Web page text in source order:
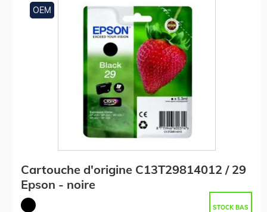
OEM
Cartouche d'origine C13T29814012 / 29
Epson - noire
STOCK BAS